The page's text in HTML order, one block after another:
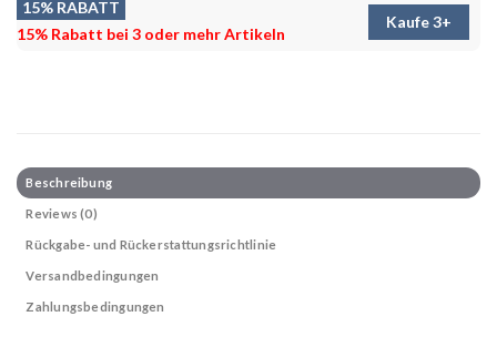
15% RABATT
15% Rabatt bei 3 oder mehr Artikeln
Kaufe 3+
Beschreibung
Reviews (0)
Rückgabe- und Rückerstattungsrichtlinie
Versandbedingungen
Zahlungsbedingungen